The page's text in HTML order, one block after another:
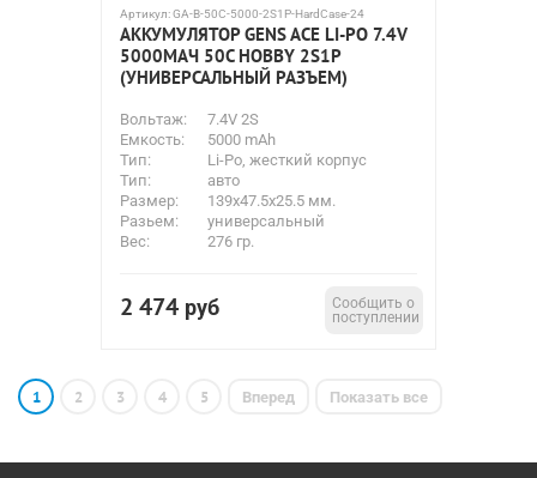
Артикул:GA-B-50C-5000-2S1P-HardCase-24
АККУМУЛЯТОР GENS ACE LI-PO 7.4V
5000МАЧ 50C HOBBY 2S1P
(УНИВЕРСАЛЬНЫЙ РАЗЪЕМ)
Вольтаж:
7.4V 2S
Емкость:
5000 mAh
Тип:
Li-Po, жесткий корпус
Тип:
авто
Размер:
139x47.5x25.5 мм.
Разьем:
универсальный
Вес:
276 гр.
2 474 руб
Сообщить о
поступлении
1 2 3 4 5 Вперед Показать все